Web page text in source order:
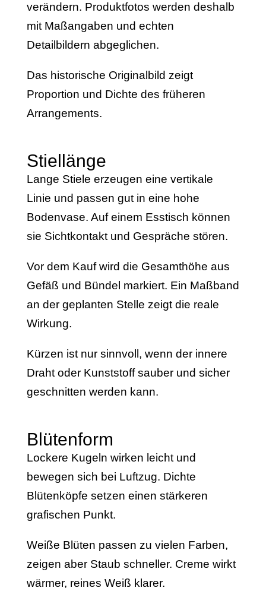
verändern. Produktfotos werden deshalb
mit Maßangaben und echten
Detailbildern abgeglichen.
Das historische Originalbild zeigt
Proportion und Dichte des früheren
Arrangements.
Stiellänge
Lange Stiele erzeugen eine vertikale
Linie und passen gut in eine hohe
Bodenvase. Auf einem Esstisch können
sie Sichtkontakt und Gespräche stören.
Vor dem Kauf wird die Gesamthöhe aus
Gefäß und Bündel markiert. Ein Maßband
an der geplanten Stelle zeigt die reale
Wirkung.
Kürzen ist nur sinnvoll, wenn der innere
Draht oder Kunststoff sauber und sicher
geschnitten werden kann.
Blütenform
Lockere Kugeln wirken leicht und
bewegen sich bei Luftzug. Dichte
Blütenköpfe setzen einen stärkeren
grafischen Punkt.
Weiße Blüten passen zu vielen Farben,
zeigen aber Staub schneller. Creme wirkt
wärmer, reines Weiß klarer.